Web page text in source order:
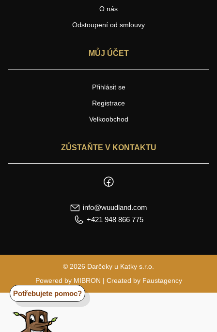
O nás
Odstoupení od smlouvy
MŮJ ÚČET
Přihlásit se
Registrace
Velkoobchod
ZŮSTAŇTE V KONTAKTU
info@wuudland.com
+421 948 866 775
© 2026 Darčeky u Katky s.r.o.
Powered by MIBRON | Created by Faustagency
Potřebujete pomoc?